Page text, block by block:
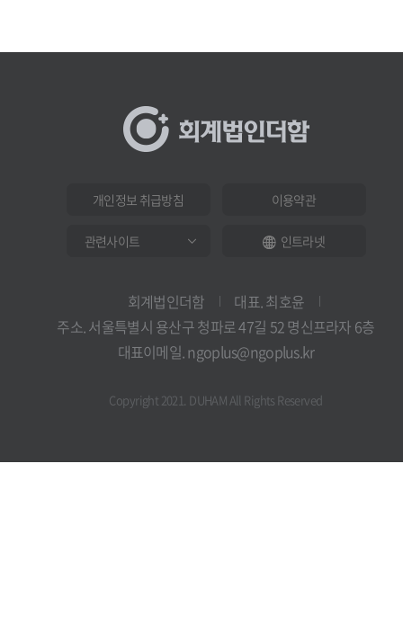
개인정보 취급방침 이용약관
인트라넷
회계법인더함
대표. 최호윤
주소. 서울특별시 용산구 청파로 47길 52 명신프라자 6층
대표이메일. ngoplus@ngoplus.kr
Copyright 2021. DUHAM All Rights Reserved